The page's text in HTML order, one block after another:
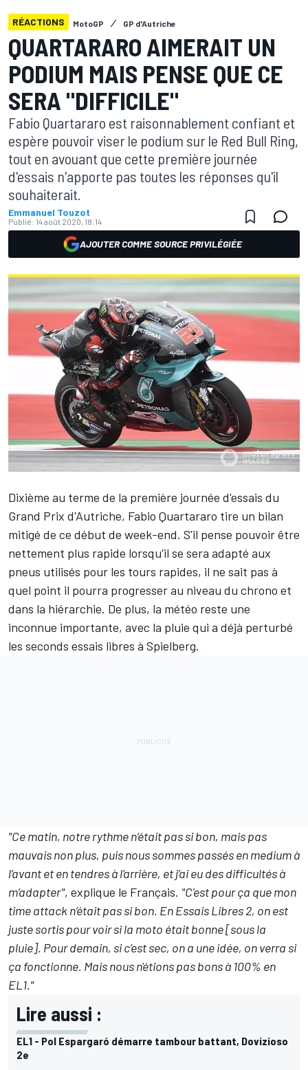
RÉACTIONS MotoGP GP d'Autriche
QUARTARARO AIMERAIT UN
PODIUM MAIS PENSE QUE CE
SERA "DIFFICILE"
Fabio Quartararo est raisonnablement confiant et
espère pouvoir viser le podium sur le Red Bull Ring,
tout en avouant que cette première journée
d'essais n'apporte pas toutes les réponses qu'il
souhaiterait.
Emmanuel Touzot
Publié: 14 août 2020, 18:14
AJOUTER COMME SOURCE PRIVILÉGIÉE
Dixième au terme de la première journée d'essais du
Grand Prix d'Autriche, Fabio Quartararo tire un bilan
mitigé de ce début de week-end. S'il pense pouvoir être
nettement plus rapide lorsqu'il se sera adapté aux
pneus utilisés pour les tours rapides, il ne sait pas à
quel point il pourra progresser au niveau du chrono et
dans la hiérarchie. De plus, la météo reste une
inconnue importante, avec la pluie qui a déjà perturbé
les seconds essais libres à Spielberg.
"Ce matin, notre rythme n’était pas si bon, mais pas
mauvais non plus, puis nous sommes passés en medium à
l’avant et en tendres à l’arrière, et j’ai eu des difficultés à
m’adapter", explique le Français. "C'est pour ça que mon
time attack n’était pas si bon. En Essais Libres 2, on est
juste sortis pour voir si la moto était bonne [sous la
pluie]. Pour demain, si c’est sec, on a une idée, on verra si
ça fonctionne. Mais nous n'étions pas bons à 100% en
EL1."
Lire aussi :
EL1 - Pol Espargaró démarre tambour battant, Dovizioso
2e